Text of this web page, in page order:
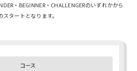
・BEGINNER・CHALLENGERのいずれかから
スタートとなります。